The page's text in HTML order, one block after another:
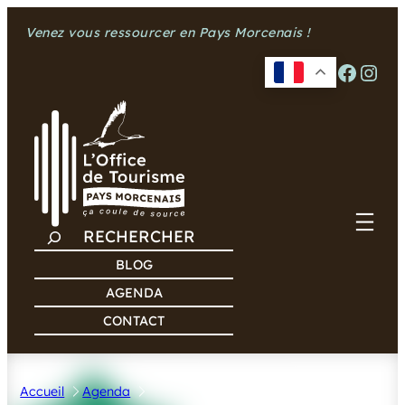
Venez vous ressourcer en Pays Morcenais !
Facebook Instagram
C
H
R
H
BLOG
AGENDA
CONTACT
Accueil
Agenda